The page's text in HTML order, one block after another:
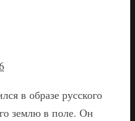
в образе русского
землю в поле. Он